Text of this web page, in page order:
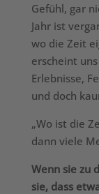
Gefühl, gar
Jahr ist
wo die Zeit
erscheint
Erlebnisse,
und doch
„Wo ist die
dann viele
Wenn sie zu
sie, dass